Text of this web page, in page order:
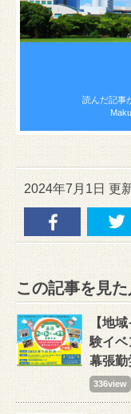
読んだ記事
2024年7月1日 更
この記事を見
【地
験イベ
幕張勤
336view